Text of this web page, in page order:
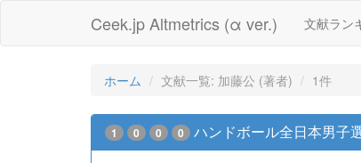
Ceek.jp Altmetrics (α ver.) 文献ラン
ホーム 文献一覧: 加藤公 (著者) 1件
1 0 0 0 ハンドボール全日本男子